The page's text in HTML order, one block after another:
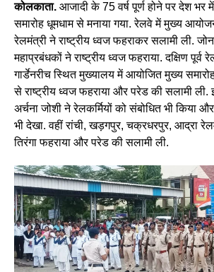
कोलकाता. आजादी के 75 वर्ष पूर्ण होने पर देश भर
समारोह धूमधाम से मनाया गया. रेलवे में मुख्य
रेलमंत्री ने राष्ट्रीय ध्वज फहराकर सलामी ली.
महाप्रबंधकों ने राष्ट्रीय ध्वज फहराया. दक्षिण
गार्डेनरीच स्थित मुख्यालय में आयोजित मुख्य
से राष्ट्रीय ध्वज फहराया और परेड की सलामी ली.
अर्चना जोशी ने रेलकर्मियों को संबोधित भी किया
भी देखा. वहीं रांची, खड़गपुर, चक्रधरपुर, आद्रा
तिरंगा फहराया और परेड की सलामी ली.